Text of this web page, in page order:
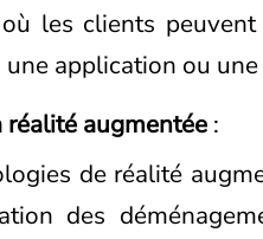
les clients
une application ou
augmentée:
de réalité
des